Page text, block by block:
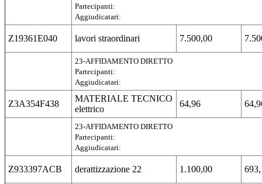
Partecipanti:
Aggiudicatari:
Z19361E040 lavori straordinari 7.500,00
23-AFFIDAMENTO DIRETTO
Partecipanti:
Aggiudicatari:
Z3A354F438
MATERIALE TECNICO
elettrico
64,96
23-AFFIDAMENTO DIRETTO
Partecipanti:
Aggiudicatari:
Z933397ACB derattizzazione 22 1.100,00